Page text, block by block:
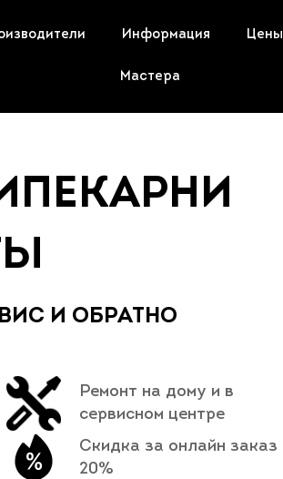
Информация Цены
Мастера
И ОБРАТНО
Ремонт на дому и в
сервисном центре
Скидка за онлайн заказ
20%